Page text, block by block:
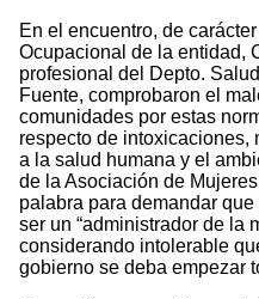
En el encuentro, de
Ocupacional de la entidad,
profesional del Depto.
Fuente, comprobaron el
comunidades por estas
respecto de intoxicaciones,
a la salud humana y el
de la Asociación de
palabra para demandar
ser un “administrador de la
considerando intolerable
gobierno se deba empezar